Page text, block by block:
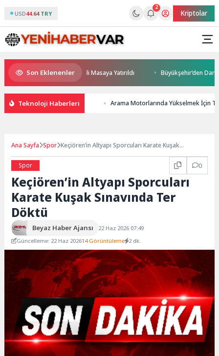
USD44.64 TRY
2
Kriptolar
Son Eklenenler
ve Yatırım Potansiyeli Masaya Yatırıldı Büyükşehir’den
Teknoloji Haberleri Arama Motorlarında Yükselmek İçin
Ana Sayfa Spor Keçiören’in Altyapı Sporcuları Karate Kuşak
Spor
0
Keçiören’in Altyapı Sporcuları
Karate Kuşak Sınavında Ter
Döktü
Beyaz Haber Ajansı
22 Haz 2026 07:49
Güncelleme: 22 Haz 202614 Görüntüleme 2 dk.